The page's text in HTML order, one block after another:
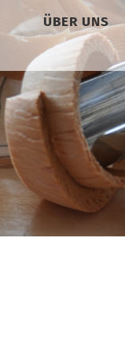
ÜBER UNS